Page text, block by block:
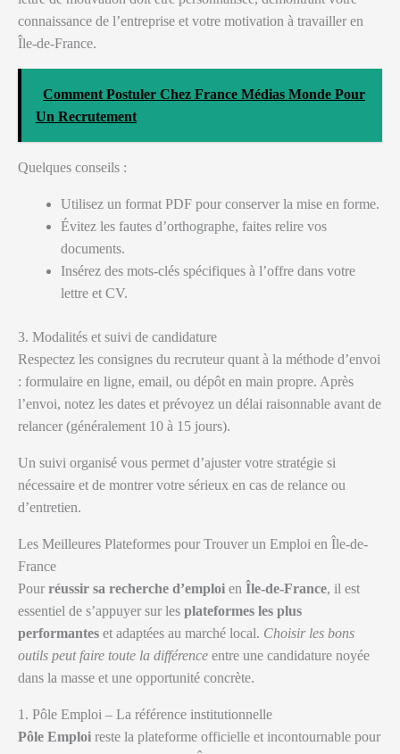
connaissance de l’entreprise et votre motivation à travailler en
Île-de-France.
Comment Postuler Chez France Médias Monde Pour
Un Recrutement
Quelques conseils :
Utilisez un format PDF pour conserver la mise en forme.
Évitez les fautes d’orthographe, faites relire vos
documents.
Insérez des mots-clés spécifiques à l’offre dans votre
lettre et CV.
3. Modalités et suivi de candidature
Respectez les consignes du recruteur quant à la méthode d’envoi
: formulaire en ligne, email, ou dépôt en main propre. Après
l’envoi, notez les dates et prévoyez un délai raisonnable avant de
relancer (généralement 10 à 15 jours).
Un suivi organisé vous permet d’ajuster votre stratégie si
nécessaire et de montrer votre sérieux en cas de relance ou
d’entretien.
Les Meilleures Plateformes pour Trouver un Emploi en Île-de-
France
Pour réussir sa recherche d’emploi en Île-de-France, il est
essentiel de s’appuyer sur les plateformes les plus
performantes et adaptées au marché local. Choisir les bons
outils peut faire toute la différence entre une candidature noyée
dans la masse et une opportunité concrète.
1. Pôle Emploi – La référence institutionnelle
Pôle Emploi reste la plateforme officielle et incontournable pour